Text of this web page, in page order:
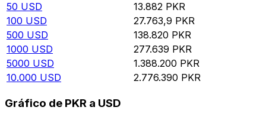
50 USD 13.882 PKR
100 USD 27.763,9 PKR
500 USD 138.820 PKR
1000 USD 277.639 PKR
5000 USD 1.388.200 PKR
10.000 USD 2.776.390 PKR
Gráfico de PKR a USD